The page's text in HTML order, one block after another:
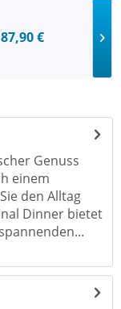
87,90 €
Genuss
einem
den Alltag
Dinner bietet